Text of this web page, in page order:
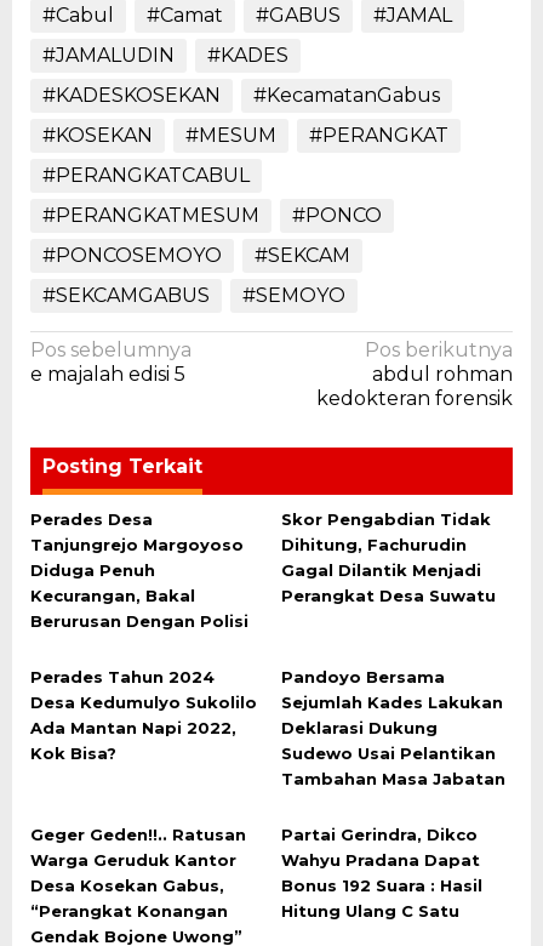
#Cabul #Camat #GABUS
#JAMAL
#JAMALUDIN
#KADES
#KADESKOSEKAN
#KecamatanGabus
#KOSEKAN
#MESUM
#PERANGKAT
#PERANGKATCABUL
#PERANGKATMESUM
#PONCO
#PONCOSEMOYO
#SEKCAM
#SEKCAMGABUS
#SEMOYO
Navigasi
pos
Pos sebelumnya
e majalah edisi 5
Pos berikutnya
abdul rohman
kedokteran forensik
Posting Terkait
Perades Desa
Tanjungrejo Margoyoso
Diduga Penuh
Kecurangan, Bakal
Berurusan Dengan Polisi
Skor Pengabdian Tidak
Dihitung, Fachurudin
Gagal Dilantik Menjadi
Perangkat Desa Suwatu
Perades Tahun 2024
Desa Kedumulyo Sukolilo
Ada Mantan Napi 2022,
Kok Bisa?
Pandoyo Bersama
Sejumlah Kades Lakukan
Deklarasi Dukung
Sudewo Usai Pelantikan
Tambahan Masa Jabatan
Geger Geden!!.. Ratusan
Warga Geruduk Kantor
Desa Kosekan Gabus,
“Perangkat Konangan
Gendak Bojone Uwong”
Partai Gerindra, Dikco
Wahyu Pradana Dapat
Bonus 192 Suara : Hasil
Hitung Ulang C Satu